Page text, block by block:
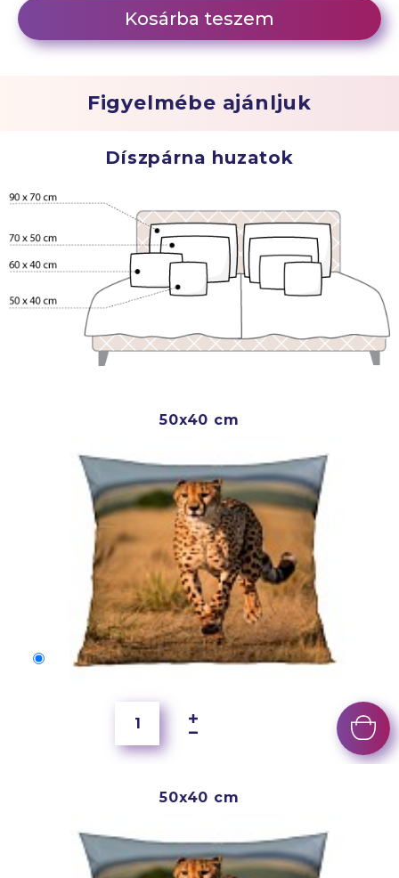
Kosárba teszem
Figyelmébe ajánljuk
Díszpárna huzatok
50x40 cm
50x40 cm
50x40 cm